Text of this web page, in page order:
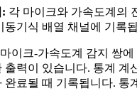
: 각 마이크와 가속도계의
동기식 배열 채널에 기록
이크-가속도계 감지 쌍에
출력이 있습니다. 통계 계
완료될 때 기록됩니다. 통